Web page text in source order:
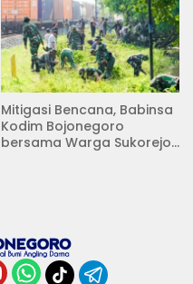
Mitigasi Bencana, Babinsa
Kodim Bojonegoro
bersama Warga Sukorejo